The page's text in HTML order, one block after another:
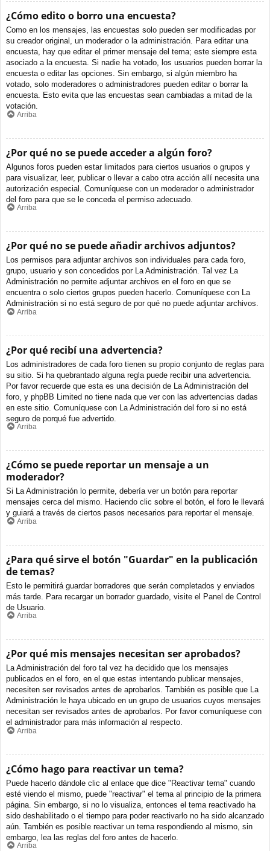
¿Cómo edito o borro una encuesta?
Como en los mensajes, las encuestas solo pueden ser modificadas por
su creador original, un moderador o la administración. Para editar una
encuesta, hay que editar el primer mensaje del tema; este siempre esta
asociado a la encuesta. Si nadie ha votado, los usuarios pueden borrar la
encuesta o editar las opciones. Sin embargo, si algún miembro ha
votado, solo moderadores o administradores pueden editar o borrar la
encuesta. Esto evita que las encuestas sean cambiadas a mitad de la
votación.
Arriba
¿Por qué no se puede acceder a algún foro?
Algunos foros pueden estar limitados para ciertos usuarios o grupos y
para visualizar, leer, publicar o llevar a cabo otra acción allí necesita una
autorización especial. Comuníquese con un moderador o administrador
del foro para que se le conceda el permiso adecuado.
Arriba
¿Por qué no se puede añadir archivos adjuntos?
Los permisos para adjuntar archivos son individuales para cada foro,
grupo, usuario y son concedidos por La Administración. Tal vez La
Administración no permite adjuntar archivos en el foro en que se
encuentra o solo ciertos grupos pueden hacerlo. Comuníquese con La
Administración si no está seguro de por qué no puede adjuntar archivos.
Arriba
¿Por qué recibí una advertencia?
Los administradores de cada foro tienen su propio conjunto de reglas para
su sitio. Si ha quebrantado alguna regla puede recibir una advertencia.
Por favor recuerde que esta es una decisión de La Administración del
foro, y phpBB Limited no tiene nada que ver con las advertencias dadas
en este sitio. Comuníquese con La Administración del foro si no está
seguro de porqué fue advertido.
Arriba
¿Cómo se puede reportar un mensaje a un
moderador?
Si La Administración lo permite, debería ver un botón para reportar
mensajes cerca del mismo. Haciendo clic sobre el botón, el foro le llevará
y guiará a través de ciertos pasos necesarios para reportar el mensaje.
Arriba
¿Para qué sirve el botón "Guardar" en la publicación
de temas?
Esto le permitirá guardar borradores que serán completados y enviados
más tarde. Para recargar un borrador guardado, visite el Panel de Control
de Usuario.
Arriba
¿Por qué mis mensajes necesitan ser aprobados?
La Administración del foro tal vez ha decidido que los mensajes
publicados en el foro, en el que estas intentando publicar mensajes,
necesiten ser revisados antes de aprobarlos. También es posible que La
Administración le haya ubicado en un grupo de usuarios cuyos mensajes
necesitan ser revisados antes de aprobarlos. Por favor comuníquese con
el administrador para más información al respecto.
Arriba
¿Cómo hago para reactivar un tema?
Puede hacerlo dándole clic al enlace que dice "Reactivar tema" cuando
esté viendo el mismo, puede "reactivar" el tema al principio de la primera
página. Sin embargo, si no lo visualiza, entonces el tema reactivado ha
sido deshabilitado o el tiempo para poder reactivarlo no ha sido alcanzado
aún. También es posible reactivar un tema respondiendo al mismo, sin
embargo, lea las reglas del foro antes de hacerlo.
Arriba